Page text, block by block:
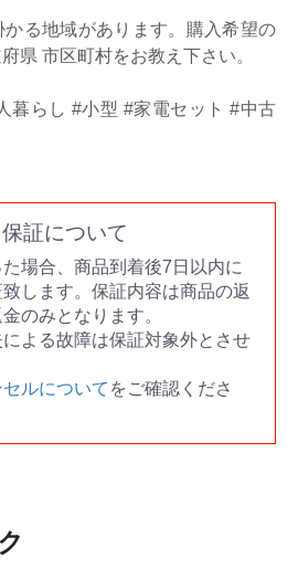
る地域があります。購入希望の
県 市区町村をお教え下さい。
暮らし #小型 #家電セット #中古
保証について
場合、商品到着後7日以内に
します。保証内容は商品の返
のみとなります。
よる故障は保証対象外とさせ
ルについて をご確認くださ